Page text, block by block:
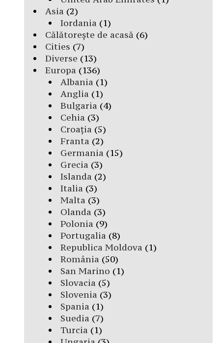
Asia (2)
Iordania (1)
Călătorește de acasă (6)
Cities (7)
Diverse (13)
Europa (136)
Albania (1)
Anglia (1)
Bulgaria (4)
Cehia (3)
Croația (5)
Franta (2)
Germania (15)
Grecia (3)
Islanda (2)
Italia (3)
Malta (3)
Olanda (3)
Polonia (9)
Portugalia (8)
Republica Moldova (1)
România (50)
San Marino (1)
Slovacia (5)
Slovenia (3)
Spania (1)
Suedia (7)
Turcia (1)